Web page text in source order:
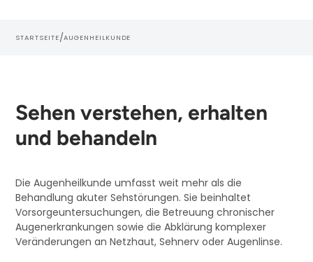
STARTSEITE/AUGENHEILKUNDE
Sehen verstehen, erhalten
und behandeln
Die Augenheilkunde umfasst weit mehr als die
Behandlung akuter Sehstörungen. Sie beinhaltet
Vorsorgeuntersuchungen, die Betreuung chronischer
Augenerkrankungen sowie die Abklärung komplexer
Veränderungen an Netzhaut, Sehnerv oder Augenlinse.